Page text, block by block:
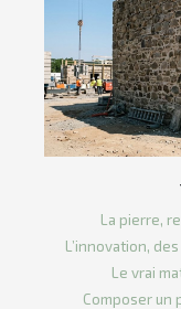
La pierre,
L’innovation,
Le vrai
Composer un